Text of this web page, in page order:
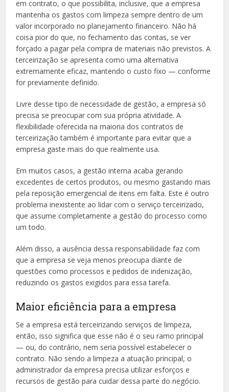
em contrato, o que possibilita, inclusive, que a empresa
mantenha os gastos com limpeza sempre dentro de um
valor incorporado no planejamento financeiro. Não há
coisa pior do que, no fechamento das contas, se ver
forçado a pagar pela compra de materiais não previstos. A
terceirização se apresenta como uma alternativa
extremamente eficaz, mantendo o custo fixo — conforme
for previamente definido.
Livre desse tipo de necessidade de gestão, a empresa só
precisa se preocupar com sua própria atividade. A
flexibilidade oferecida na maioria dos contratos de
terceirização também é importante para evitar que a
empresa gaste mais do que realmente usa.
Em muitos casos, a gestão interna acaba gerando
excedentes de certos produtos, ou mesmo gastando mais
pela reposição emergencial de itens em falta. Este é outro
problema inexistente ao lidar com o serviço terceirizado,
que assume completamente a gestão do processo como
um todo.
Além disso, a ausência dessa responsabilidade faz com
que a empresa se veja menos preocupa diante de
questões como processos e pedidos de indenização,
reduzindo os gastos exigidos para essa tarefa.
Maior eficiência para a empresa
Se a empresa está terceirizando serviços de limpeza,
então, isso significa que esse não é o seu ramo principal
— ou, do contrário, nem seria possível estabelecer o
contrato. Não sendo a limpeza a atuação principal, o
administrador da empresa precisa utilizar esforços e
recursos de gestão para cuidar dessa parte do negócio.